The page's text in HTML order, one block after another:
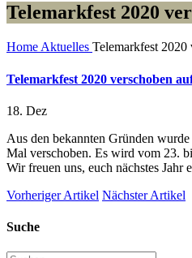
Telemarkfest 2020
Home Aktuelles Telemarkfest 2020
Telemarkfest 2020 verschoben
18. Dez
Aus den bekannten Gründen
Mal verschoben. Es wird vom 23.
Wir freuen uns, euch nächstes Jahr
Vorheriger Artikel Nächster Artikel
Suche